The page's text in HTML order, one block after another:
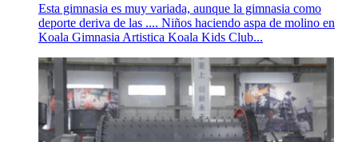
Esta gimnasia es muy variada, aunque la gimnasia como
deporte deriva de las .... Niños haciendo aspa de molino en
Koala Gimnasia Artistica Koala Kids Club...